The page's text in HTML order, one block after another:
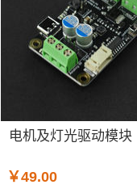
电机及灯光驱动模块
￥49.00